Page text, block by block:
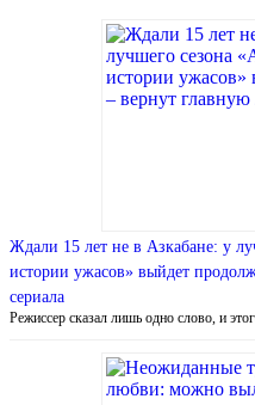
Ждали 15 лет не в Азкабане: у
истории ужасов» выйдет
сериала
Режиссер сказал лишь одно слово, и